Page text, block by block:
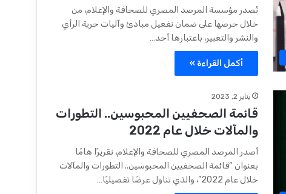
تُصدر مؤسسة المرصد المصري للصحافة والإعلام، من
خلال حرصها على ضمان تفعيل مبادئ وآليات حرية الرأي
والنشر والتعبير، باعتبارها أحد…
أكمل القراءة »
يناير 2, 2023
قائمة الصحفيين المحبوسين.. التطورات
والمآلات خلال عام 2022
أصدر المرصد المصري للصحافة والإعلام، تقريرًا هامًا
بعنوان “قائمة الصحفيين المحبوسين.. التطورات والمآلات
خلال عام 2022”، والذي تناول عرضًا تفصيليًا…